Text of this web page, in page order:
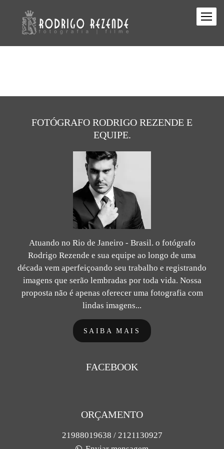
FOTÓGRAFO RODRIGO REZENDE E
EQUIPE.
Atuando no Rio de Janeiro - Brasil. o fotógrafo
Rodrigo Rezende e sua equipe ao longo de uma
década vem aperfeiçoando seu trabalho e registrando
imagens que serão lembradas por toda vida. Nossa
proposta não é apenas oferecer uma fotografia com
lindas imagens...
SAIBA MAIS
FACEBOOK
ORÇAMENTO
21988019638 / 2121130927